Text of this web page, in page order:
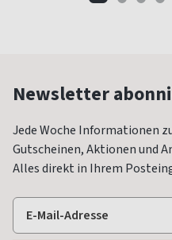
Newsletter
Jede Woche Informationen
Gutscheinen, Aktionen und
Alles direkt in Ihrem